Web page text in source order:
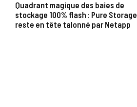
Quadrant magique des baies de
stockage 100% flash : Pure Storage
reste en tête talonné par Netapp